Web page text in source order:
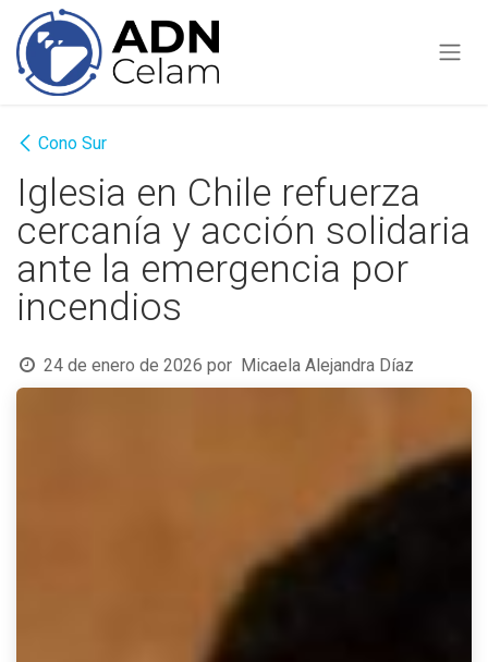
Ir al contenido
Cono Sur
Iglesia en Chile refuerza
cercanía y acción solidaria
ante la emergencia por
incendios
24 de enero de 2026 por Micaela Alejandra Díaz